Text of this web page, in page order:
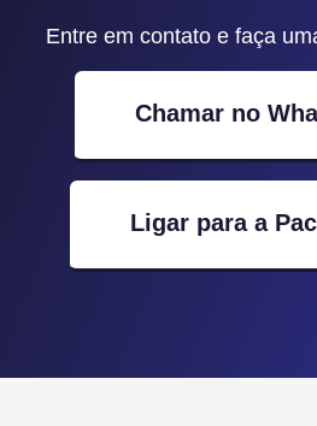
Entre em contato e faça
Chamar no
Ligar para a